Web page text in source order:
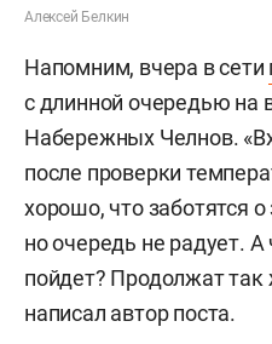
Алексей Белкин
Напомним, вчера в сети
с длинной очередью на
Набережных Челнов.
после проверки
хорошо, что заботятся
но очередь не радует.
пойдет? Продолжат так
написал автор поста.